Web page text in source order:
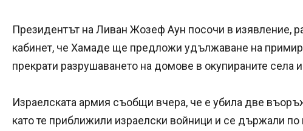
Президентът на Ливан Жозеф Аун посочи в изявление,
кабинет, че Хамаде ще предложи удължаване на
прекрати разрушаването на домове в окупираните села
Израелската армия съобщи вчера, че е убила две
като те приближили израелски войници и се държали по